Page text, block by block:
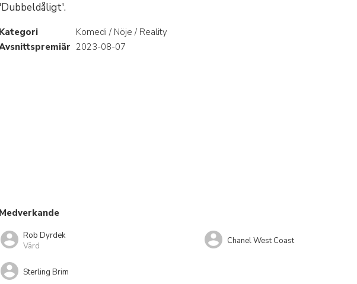
'Dubbeldåligt'.
Kategori
Komedi / Nöje / Reality
2023-08-07
Medverkande
Rob Dyrdek
Värd
Chanel West Coast
Sterling Brim